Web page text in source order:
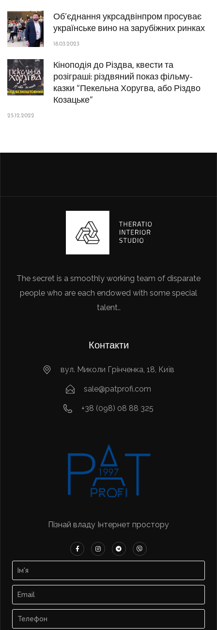
Об’єднання укрсадвінпром просуває
українське вино на зарубіжних ринках
18.03.2023
Кіноподія до Різдва, квести та
розіграші: різдвяний показ фільму-
казки “Пекельна Хоругва, або Різдво
Козацьке”
25.12.2022
The secret is a smoothly working team of disparate
people who are each endowed with some special
talent..
Контакти
вул. Миколи Грінченка, 18, Київ
sale@patprofi.com
+38 (098) 08 88 325
Пізнай владу Інтернет простору